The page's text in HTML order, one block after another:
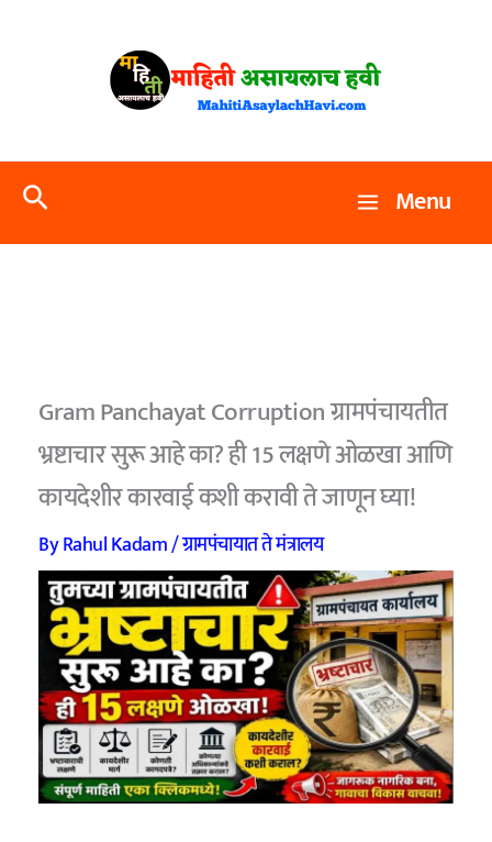
Search Menu
Gram Panchayat Corruption ग्रामपंचायतीत
भ्रष्टाचार सुरू आहे का? ही 15 लक्षणे ओळखा आणि
कायदेशीर कारवाई कशी करावी ते जाणून घ्या!
ByRahul Kadam/ग्रामपंचायात ते मंत्रालय